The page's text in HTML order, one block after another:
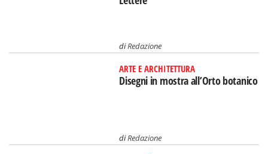
diRedazione
ARTE E ARCHITETTURA
Disegni in mostra all’Orto botanico
diRedazione